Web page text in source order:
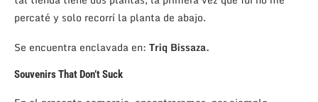
percaté y solo recorrí la planta de abajo.
Se encuentra enclavada en: Triq Bissaza.
Souvenirs That Don’t Suck